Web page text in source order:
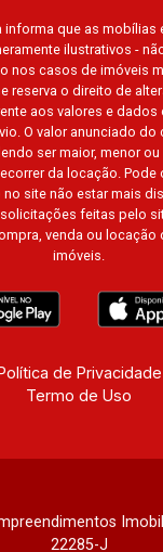
informa que as mobílias
ilustrativos -
nos casos de imóveis
reserva o direito de
aos valores e dados
O valor anunciado
ser maior, menor
da locação. Pode
site não estar mais
feitas pelo
venda ou locação
imóveis.
de Privacidade
Termo de Uso
22285-J